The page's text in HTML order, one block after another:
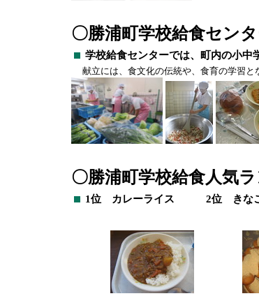
〇勝浦町学校給食セン
学校給食センターでは、町内の小中
献立には、食文化の伝統や、食育の学習と
〇勝浦町学校給食人気
1位 カレーライス 2位 き